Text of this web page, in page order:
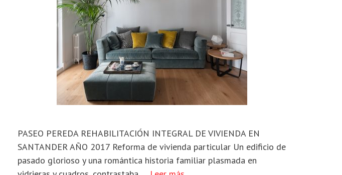
PASEO PEREDA REHABILITACIÓN INTEGRAL DE VIVIENDA EN
SANTANDER AÑO 2017 Reforma de vivienda particular Un edificio de
pasado glorioso y una romántica historia familiar plasmada en